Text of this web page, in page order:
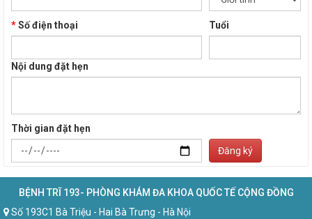
*Số điện thoại Tuổi
Nội dung đặt hẹn
Thời gian đặt hẹn
Đăng ký
BỆNH TRĨ 193- PHÒNG KHÁM ĐA KHOA QUỐC TẾ CỘNG ĐỒNG
Số 193C1 Bà Triệu - Hai Bà Trưng - Hà Nội